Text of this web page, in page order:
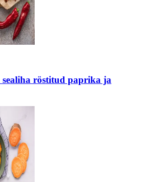
röstitud paprika ja